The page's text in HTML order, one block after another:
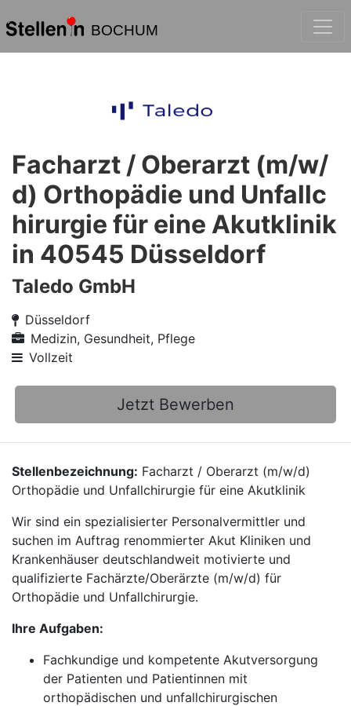
BOCHUM
Facharzt / Oberarzt (m/w/
d) Orthopädie und Unfallc
hirurgie für eine Akutklinik
in 40545 Düsseldorf
Taledo GmbH
Düsseldorf
Medizin, Gesundheit, Pflege
Vollzeit
Jetzt Bewerben
Stellenbezeichnung: Facharzt / Oberarzt (m/w/d)
Orthopädie und Unfallchirurgie für eine Akutklinik
Wir sind ein spezialisierter Personalvermittler und
suchen im Auftrag renommierter Akut Kliniken und
Krankenhäuser deutschlandweit motivierte und
qualifizierte Fachärzte/Oberärzte (m/w/d) für
Orthopädie und Unfallchirurgie.
Ihre Aufgaben:
Fachkundige und kompetente Akutversorgung
der Patienten und Patientinnen mit
orthopädischen und unfallchirurgischen